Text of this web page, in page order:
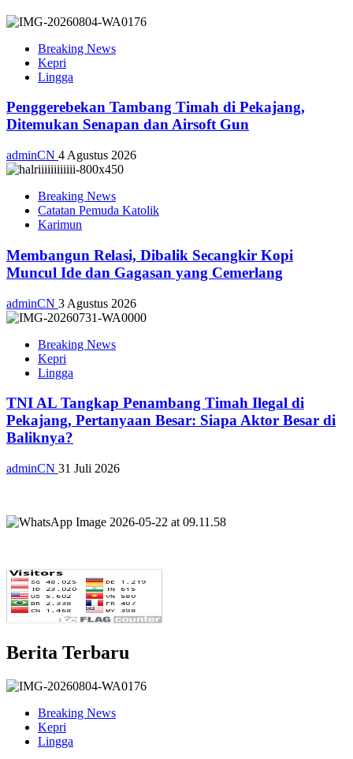
Breaking News
Kepri
Lingga
Penggerebekan Tambang Timah di Pekajang,
Ditemukan Senapan dan Airsoft Gun
adminCN 4 Agustus 2026
Breaking News
Catatan Pemuda Katolik
Karimun
Membangun Relasi, Dibalik Secangkir Kopi
Muncul Ide dan Gagasan yang Cemerlang
adminCN 3 Agustus 2026
Breaking News
Kepri
Lingga
TNI AL Tangkap Penambang Timah Ilegal di
Pekajang, Pertanyaan Besar: Siapa Aktor Besar di
Baliknya?
adminCN 31 Juli 2026
Berita Terbaru
Breaking News
Kepri
Lingga